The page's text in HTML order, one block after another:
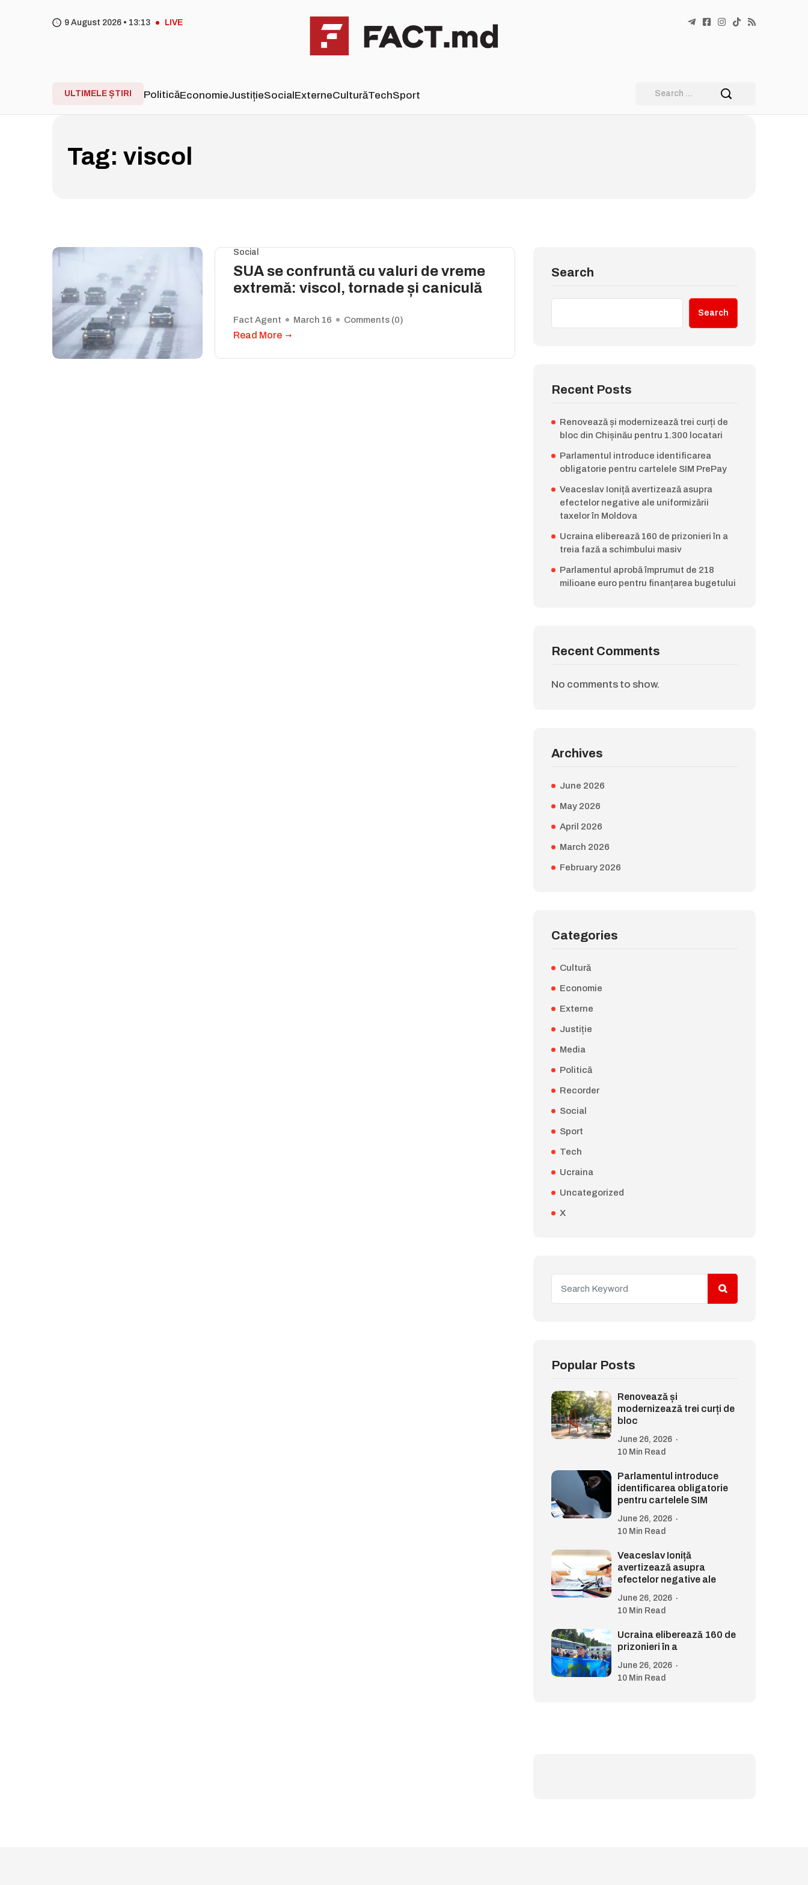
9 August 2026 • 13:13 LIVE
ULTIMELE ȘTIRI PoliticăEconomieJustițieSocialExterneCulturăTechSport
Tag: viscol
Social
SUA se confruntă cu valuri de vreme
extremă: viscol, tornade și caniculă
Fact Agent March 16 Comments (0)
Read More
Search
Search
Recent Posts
Renovează și modernizează trei curți de
bloc din Chișinău pentru 1.300 locatari
Parlamentul introduce identificarea
obligatorie pentru cartelele SIM PrePay
Veaceslav Ioniță avertizează asupra
efectelor negative ale uniformizării
taxelor în Moldova
Ucraina eliberează 160 de prizonieri în a
treia fază a schimbului masiv
Parlamentul aprobă împrumut de 218
milioane euro pentru finanțarea bugetului
Recent Comments
No comments to show.
Archives
June 2026
May 2026
April 2026
March 2026
February 2026
Categories
Cultură
Economie
Externe
Justiție
Media
Politică
Recorder
Social
Sport
Tech
Ucraina
Uncategorized
X
Popular Posts
Renovează și
modernizează trei curți de
bloc
June 26, 2026
10 Min Read
Parlamentul introduce
identificarea obligatorie
pentru cartelele SIM
June 26, 2026
10 Min Read
Veaceslav Ioniță
avertizează asupra
efectelor negative ale
June 26, 2026
10 Min Read
Ucraina eliberează 160 de
prizonieri în a
June 26, 2026
10 Min Read